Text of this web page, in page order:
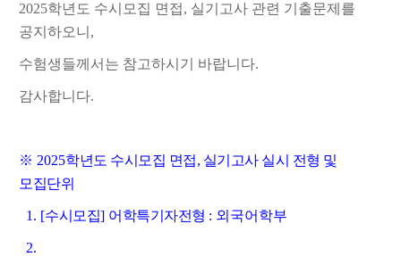
2025학년도 수시모집 면접, 실기고사 관련 기출문제를
공지하오니 ,
수험생들께서는 참고하시기 바랍니다.
감사합니다.
※2025학년도 수시모집 면접, 실기고사 실시 전형 및
모집단위
1. [수시모집] 어학특기자전형 : 외국어학부
2.